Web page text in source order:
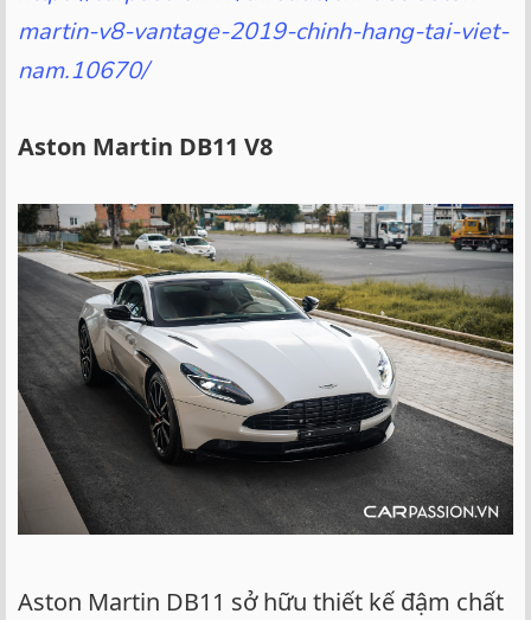
martin-v8-vantage-2019-chinh-hang-tai-viet-
nam.10670/
Aston Martin DB11 V8
Aston Martin DB11 sở hữu thiết kế đậm chất